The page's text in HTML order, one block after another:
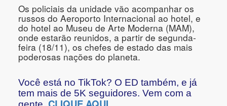
Os policiais da unidade vão acompanhar os
russos do Aeroporto Internacional ao hotel, e
do hotel ao Museu de Arte Moderna (MAM),
onde estarão reunidos, a partir de segunda-
feira (18/11), os chefes de estado das mais
poderosas nações do planeta.
Você está no TikTok? O ED também, e já
tem mais de 5K seguidores. Vem com a